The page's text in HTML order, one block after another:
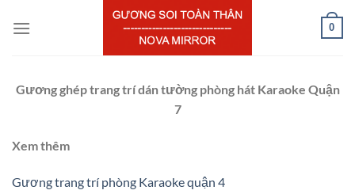
đến
0
Gương ghép trang trí dán tường phòng hát Karaoke Quận
7
Xem thêm
Gương trang trí phòng Karaoke quận 4